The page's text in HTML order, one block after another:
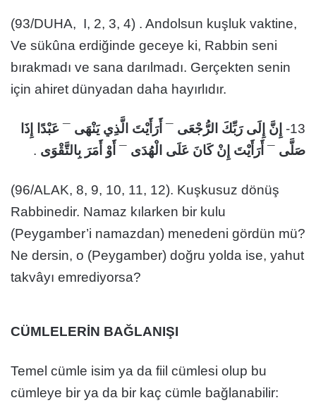
(93/DUHA, I, 2, 3, 4) . Andolsun kuşluk vaktine,
Ve sükûna erdiğinde geceye ki, Rabbin seni
bırakmadı ve sana darılmadı. Gerçekten senin
için ahiret dünyadan daha hayırlıdır.
13- إِنَّ إِلَى رَبِّكَ الرُّجْعَى ¯ أَرَأَيْتَ الَّذِي يَنْهَى ¯عَبْدًا إِذَا
صَلَّى ¯ أَرَأَيْتَ إِنْ كَانَ عَلَى الْهُدَى ¯ أَوْ أَمَرَ بِالتَّقْوَى .
(96/ALAK, 8, 9, 10, 11, 12). Kuşkusuz dönüş
Rabbinedir. Namaz kılarken bir kulu
(Peygamber’i namazdan) menedeni gördün mü?
Ne dersin, o (Peygamber) doğru yolda ise, yahut
takvâyı emrediyorsa?
CÜMLELERİN BAĞLANIŞI
Temel cümle isim ya da fiil cümlesi olup bu
cümleye bir ya da bir kaç cümle bağlanabilir: